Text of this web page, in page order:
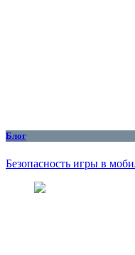
Блог
Безопасность игры в